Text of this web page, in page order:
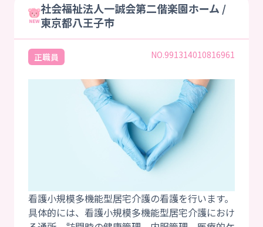
社会福祉法人一誠会第二偕楽園ホーム /
東京都八王子市
正職員 NO.991314010816961
看護小規模多機能型居宅介護の看護を行います。
具体的には、看護小規模多機能型居宅介護におけ